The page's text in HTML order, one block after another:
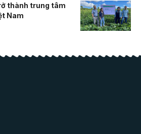
thành trung tâm
Nam